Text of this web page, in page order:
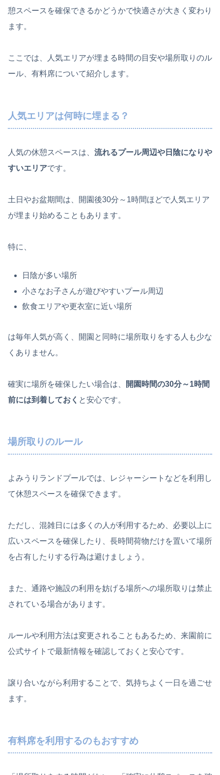
憩スペースを確保できるかどうかで快適さが大きく変わり
ます。
ここでは、人気エリアが埋まる時間の目安や場所取りのル
ール、有料席について紹介します。
人気エリアは何時に埋まる？
人気の休憩スペースは、 流れるプール周辺や日陰になりや
すいエリアです。
土日やお盆期間は、開園後30分～1時間ほどで人気エリア
が埋まり始めることもあります。
特に、
日陰が多い場所
小さなお子さんが遊びやすいプール周辺
飲食エリアや更衣室に近い場所
は毎年人気が高く、開園と同時に場所取りをする人も少な
くありません。
確実に場所を確保したい場合は、
開園時間の30分～1時間
前には到着しておく と安心です。
場所取りのルール
よみうりランドプールでは、レジャーシートなどを利用し
て休憩スペースを確保できます。
ただし、混雑日には多くの人が利用するため、必要以上に
広いスペースを確保したり、長時間荷物だけを置いて場所
を占有したりする行為は避けましょう。
また、通路や施設の利用を妨げる場所への場所取りは禁止
されている場合があります。
ルールや利用方法は変更されることもあるため、来園前に
公式サイトで最新情報を確認しておくと安心です。
譲り合いながら利用することで、気持ちよく一日を過ごせ
ます。
有料席を利用するのもおすすめ